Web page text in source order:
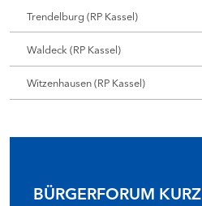
Trendelburg (RP Kassel)
Waldeck (RP Kassel)
Witzenhausen (RP Kassel)
BÜRGERFORUM KURZ